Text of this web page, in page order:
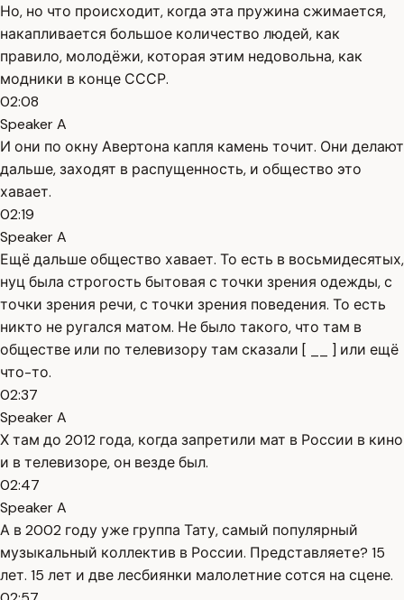
Но, но что происходит, когда эта пружина сжимается,
накапливается большое количество людей, как
правило, молодёжи, которая этим недовольна, как
модники в конце СССР.
02:08
Speaker A
И они по окну Авертона капля камень точит. Они делают
дальше, заходят в распущенность, и общество это
хавает.
02:19
Speaker A
Ещё дальше общество хавает. То есть в восьмидесятых,
нуц была строгость бытовая с точки зрения одежды, с
точки зрения речи, с точки зрения поведения. То есть
никто не ругался матом. Не было такого, что там в
обществе или по телевизору там сказали [ __ ] или ещё
что-то.
02:37
Speaker A
Х там до 2012 года, когда запретили мат в России в кино
и в телевизоре, он везде был.
02:47
Speaker A
А в 2002 году уже группа Тату, самый популярный
музыкальный коллектив в России. Представляете? 15
лет. 15 лет и две лесбиянки малолетние сотся на сцене.